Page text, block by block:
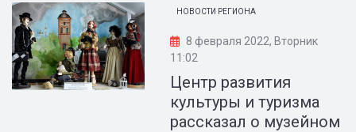
НОВОСТИ РЕГИОНА
8 февраля 2022, Вторник
11:02
Центр развития
культуры и туризма
рассказал о музейном